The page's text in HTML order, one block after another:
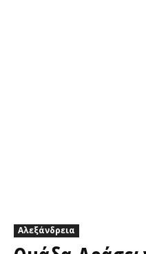
Αλεξάνδρεια